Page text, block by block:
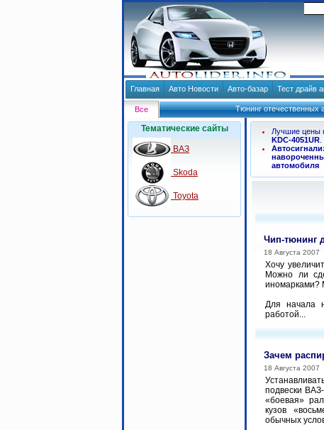
Главная Авто Новости Авто-базар Тест драйв
Все Тюнинг отечественных
Тематические сайты
ВАЗ
Skoda
Toyota
Лучшие цены
KDC-4051UR
автомобиля
Чип-тюнинг
18 Августа 2007
Хочу
Можно ли
иномарками?
Для начала
работой...
Зачем
18 Августа 2007
подвески
«боевая»
кузов
обычных